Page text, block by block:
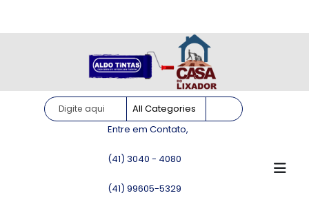
Entre em Contato,
(41) 3040 - 4080
(41) 99605-5329